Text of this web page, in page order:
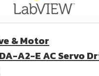
& Motor
A2-E AC Servo